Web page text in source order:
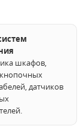
шкафов,
датчиков